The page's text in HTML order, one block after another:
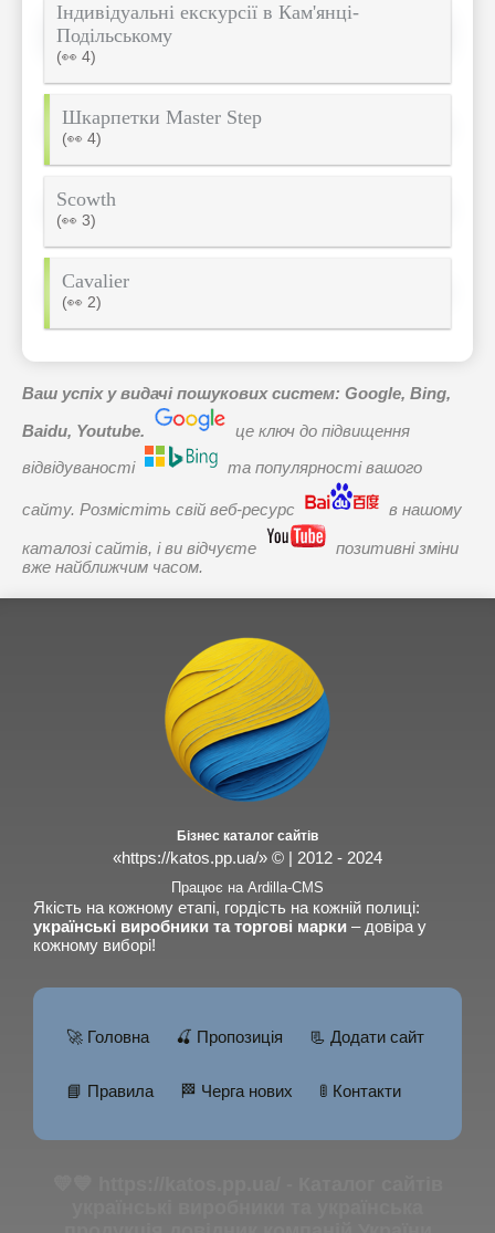
Індивідуальні екскурсії в Кам'янці-
Подільському
(👀 4)
Шкарпетки Master Step
(👀 4)
Scowth
(👀 3)
Cavalier
(👀 2)
Ваш успіх у видачі пошукових систем: Google, Bing,
Baidu, Youtube.
це ключ до підвищення
відвідуваності
та популярності вашого
сайту. Розмістіть свій веб-ресурс в нашому
каталозі сайтів, і ви відчуєте
позитивні зміни
вже найближчим часом.
Бізнес каталог сайтів
«https://katos.pp.ua/» © | 2012 - 2024
Працює на Ardilla-CMS
Якість на кожному етапі, гордість на кожній полиці:
українські виробники та торгові марки – довіра у
кожному виборі!
🚀 Головна 🍒 Пропозиція 📃 Додати сайт
📘 Правила 🏁 Черга нових 🚦 Контакти